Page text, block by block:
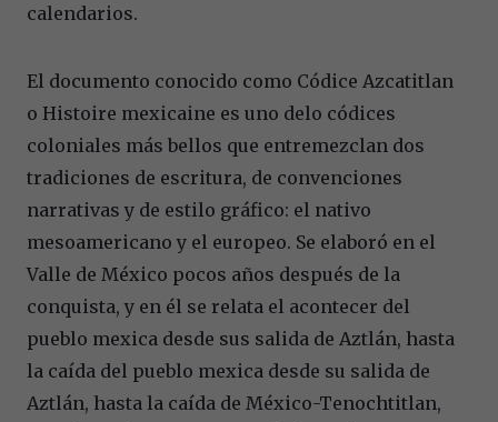
calendarios.
El documento conocido como Códice Azcatitlan
o Histoire mexicaine es uno delo códices
coloniales más bellos que entremezclan dos
tradiciones de escritura, de convenciones
narrativas y de estilo gráfico: el nativo
mesoamericano y el europeo. Se elaboró en el
Valle de México pocos años después de la
conquista, y en él se relata el acontecer del
pueblo mexica desde sus salida de Aztlán, hasta
la caída del pueblo mexica desde su salida de
Aztlán, hasta la caída de México-Tenochtitlan,